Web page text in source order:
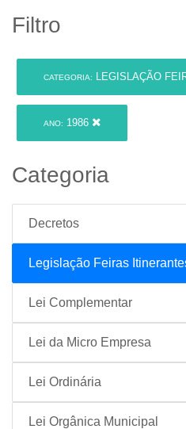
Filtro
CATEGORIA: LEGISLAÇÃO
ANO: 1986
Categoria
Decretos
Legislação Feiras
Lei Complementar
Lei da Micro Empresa
Lei Ordinária
Lei Orgânica Municipal